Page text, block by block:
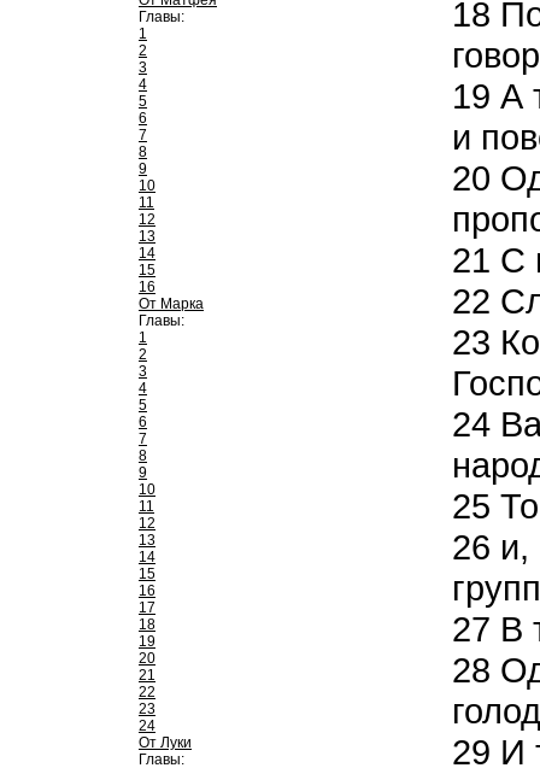
Главы:
1
2
3
4
5
6
7
8
9
10
11
12
13
14
15
16
От Марка
Главы:
1
2
3
4
5
6
7
8
9
10
11
12
13
14
15
16
17
18
19
20
21
22
23
24
От Луки
Главы:
18
19 А
и
20
21 С
22
23
24
25
26 и,
27 В
28
29 И